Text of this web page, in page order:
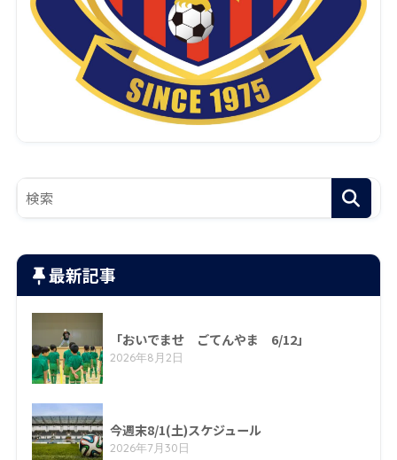
最新記事
「おいでませ ごてんやま 6/12」
2026年8月2日
今週末8/1(土)スケジュール
2026年7月30日